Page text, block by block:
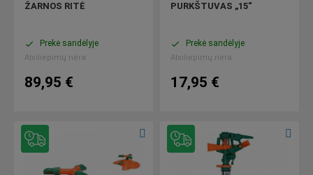
ŽARNOS RITĖ
done Prekė sandėlyje
Atsiliepimų nėra
89,95 €
PURKŠTUVAS „15“
done Prekė sandėlyje
Atsiliepimų nėra
17,95 €